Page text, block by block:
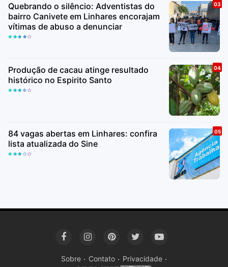
Quebrando o silêncio: Adventistas do
bairro Canivete em Linhares encorajam
vítimas de abuso a denunciar
Produção de cacau atinge resultado
histórico no Espirito Santo
84 vagas abertas em Linhares: confira
lista atualizada do Sine
Sobre Contato Privacidade